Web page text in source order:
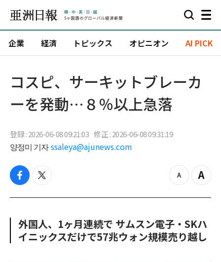
企業 経済 トピックス オピニオン AI PICK
コスピ、サーキットブレーカ
ーを発動…８％以上急落
登録 : 2026-06-08 09:21:03 修正 : 2026-06-08 09:31:19
양정미 기자 ssaleya@ajunews.com
f
c
o
o
t
i
e
r
z
o
u
t
Z
o
n
外国人、1ヶ月連続で サムスン電子・SKハ
イニックスだけで57兆ウォン規模売り越し